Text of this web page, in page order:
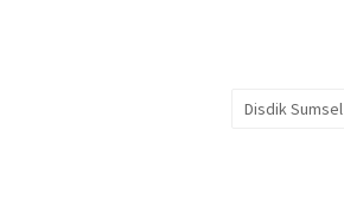
Disdik Sumsel